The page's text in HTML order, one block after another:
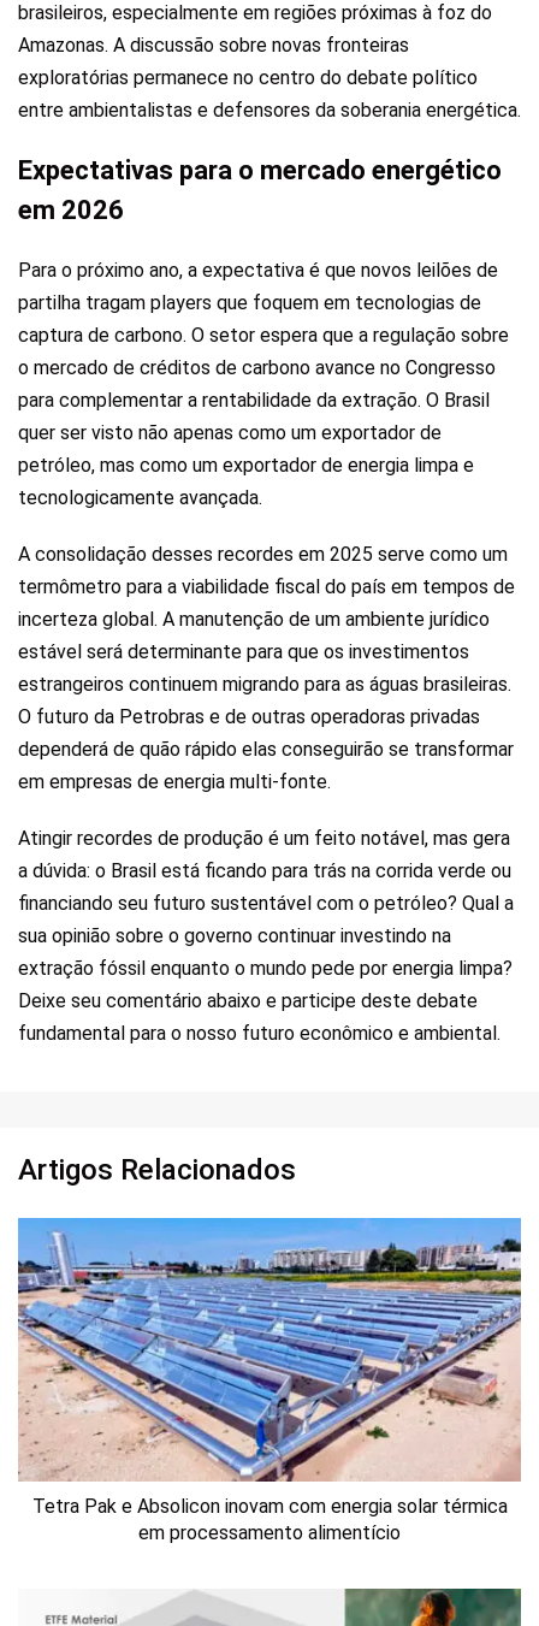
brasileiros, especialmente em regiões próximas à foz do
Amazonas. A discussão sobre novas fronteiras
exploratórias permanece no centro do debate político
entre ambientalistas e defensores da soberania energética.
Expectativas para o mercado energético
em 2026
Para o próximo ano, a expectativa é que novos leilões de
partilha tragam players que foquem em tecnologias de
captura de carbono. O setor espera que a regulação sobre
o mercado de créditos de carbono avance no Congresso
para complementar a rentabilidade da extração. O Brasil
quer ser visto não apenas como um exportador de
petróleo, mas como um exportador de energia limpa e
tecnologicamente avançada.
A consolidação desses recordes em 2025 serve como um
termômetro para a viabilidade fiscal do país em tempos de
incerteza global. A manutenção de um ambiente jurídico
estável será determinante para que os investimentos
estrangeiros continuem migrando para as águas brasileiras.
O futuro da Petrobras e de outras operadoras privadas
dependerá de quão rápido elas conseguirão se transformar
em empresas de energia multi-fonte.
Atingir recordes de produção é um feito notável, mas gera
a dúvida: o Brasil está ficando para trás na corrida verde ou
financiando seu futuro sustentável com o petróleo? Qual a
sua opinião sobre o governo continuar investindo na
extração fóssil enquanto o mundo pede por energia limpa?
Deixe seu comentário abaixo e participe deste debate
fundamental para o nosso futuro econômico e ambiental.
Artigos Relacionados
Tetra Pak e Absolicon inovam com energia solar térmica
em processamento alimentício